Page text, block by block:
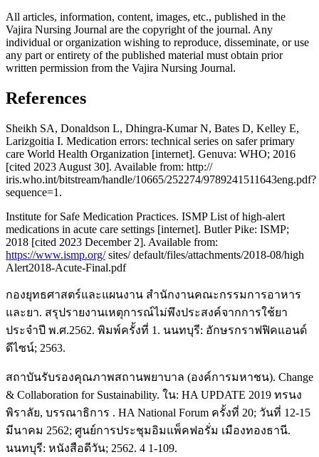
All articles, information, content, images, etc., published in the
Vajira Nursing Journal are the copyright of the journal. Any
individual or organization wishing to reproduce, disseminate, or use
any part or entirety of the published material must obtain prior
written permission from the Vajira Nursing Journal.
References
Sheikh SA, Donaldson L, Dhingra-Kumar N, Bates D, Kelley E,
Larizgoitia I. Medication errors: technical series on safer primary
care World Health Organization [internet]. Genuva: WHO; 2016
[cited 2023 August 30]. Available from: http://
iris.who.int/bitstream/handle/10665/252274/9789241511643eng.pdf?
sequence=1.
Institute for Safe Medication Practices. ISMP List of high-alert
medications in acute care settings [internet]. Butler Pike: ISMP;
2018 [cited 2023 December 2]. Available from:
https://www.ismp.org/sites/ default/files/attachments/2018-08/high
Alert2018-Acute-Final.pdf
กองยุทธศาสตร์และแผนงาน สำนักงานคณะกรรมการอาหาร
และยา. สรุปรายงานเหตุการณ์ไม่พึงประสงค์จากการใช้ยา
ประจำปี พ.ศ.2562. พิมพ์ครั้งที่ 1. นนทบุรี: อักษรกราฟฟิคแอนด์
ดีไซน์; 2563.
สถาบันรับรองคุณภาพสถานพยาบาล (องค์การมหาชน). Change
& Collaboration for Sustainability. ใน: HA UPDATE 2019 ทรนง
พิราลัย, บรรณาธิการ . HA National Forum ครั้งที่ 20; วันที่ 12-15
มีนาคม 2562; ศูนย์การประชุมอิมแพ็คฟอรั่ม เมืองทองธานี.
นนทบุรี: หนังสือดีวัน; 2562. 4 1-109.